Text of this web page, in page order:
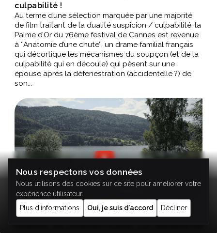
culpabilité !
Au terme d’une sélection marquée par une majorité
de film traitant de la dualité suspicion / culpabilité, la
Palme d’Or du 76ème festival de Cannes est revenue
à ‘‘Anatomie d’une chute’’, un drame familial français
qui décortique les mécanismes du soupçon (et de la
culpabilité qui en découle) qui pèsent sur une
épouse après la défenestration (accidentelle ?) de
son...
Festival de Cannes | ‘‘The zone of
interest’’ de Jonathan Glazer : La ‘‘banalité du
Nous respectons vos données
Nous utilisons des cookies sur ce site pour améliorer votre
expérience utilisateur.
Plus d'informations
Oui, je suis d'accord Décliner